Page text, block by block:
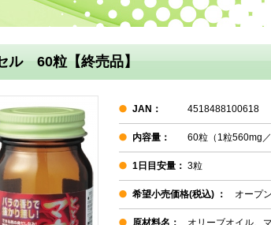
ル 60粒【終売品】
JAN： 4518488100618
内容量： 60粒（1粒560mg
1日目安量： 3粒
希望小売価格(税込) ： オープ
原材料名：
オリーブオイル、